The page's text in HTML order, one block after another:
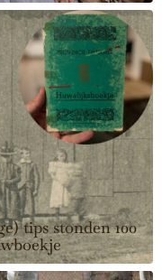
tips stonden 100